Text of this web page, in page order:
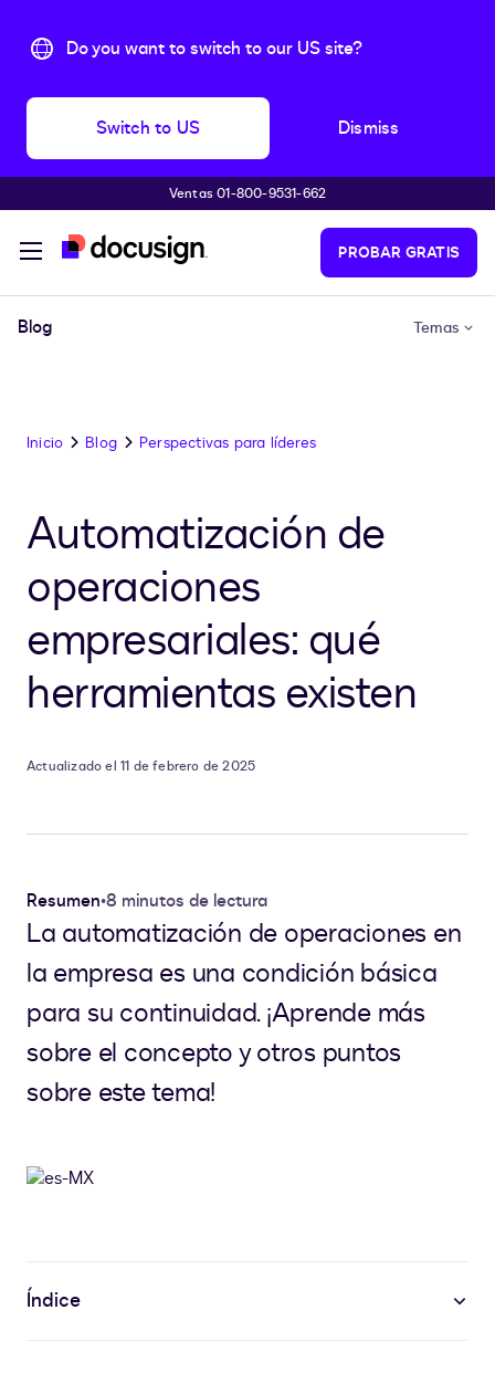
Do you want to switch to our US site?
Switch to US Dismiss
Accede al contenido principalVentas 01-800-9531-662
PROBAR GRATIS
Blog Temas
Inicio Blog Perspectivas para líderes
Automatización de
operaciones
empresariales: qué
herramientas existen
Actualizado el 11 de febrero de 2025
Resumen•8 minutos de lectura
La automatización de operaciones en
la empresa es una condición básica
para su continuidad. ¡Aprende más
sobre el concepto y otros puntos
sobre este tema!
Índice